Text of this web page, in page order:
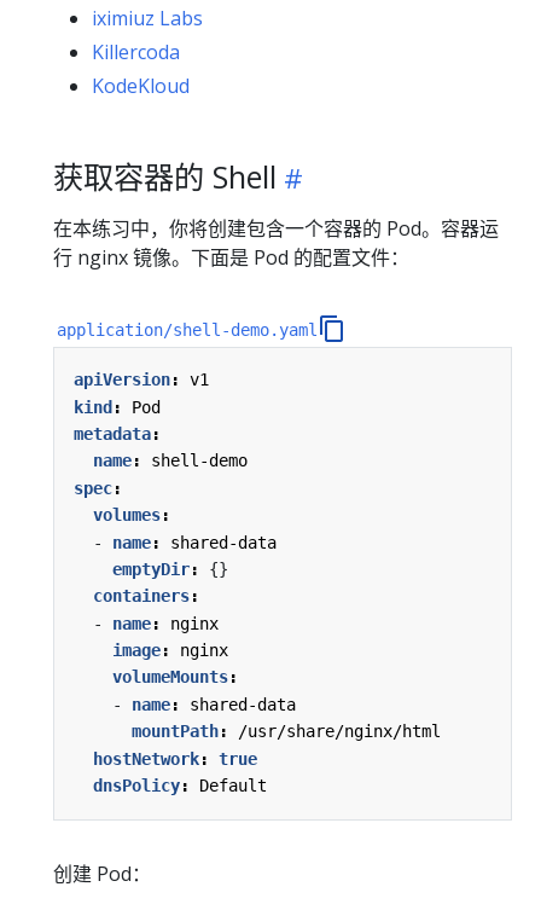
iximiuz Labs
Killercoda
KodeKloud
获取容器的 Shell
在本练习中，你将创建包含一个容器的 Pod。容器运
行 nginx 镜像。下面是 Pod 的配置文件：
application/shell-demo.yaml
apiVersion:
v1
kind:
Pod
metadata:
name:
shell-demo
spec:
volumes:
- name:
shared-data
emptyDir:
{}
containers:
- name:
nginx
image:
nginx
volumeMounts:
- name:
shared-data
mountPath:
/usr/share/nginx/html
hostNetwork:
true
dnsPolicy: Default
创建 Pod：